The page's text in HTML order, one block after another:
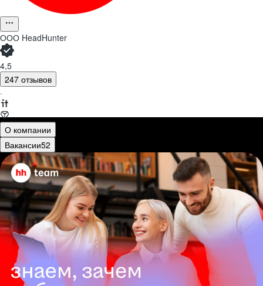
ООО HeadHunter
4,5
247 отзывов
·
О компании
Вакансии52